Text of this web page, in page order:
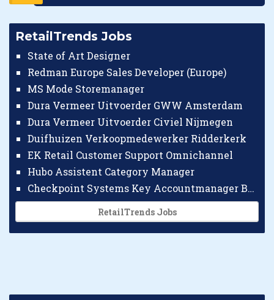
RetailTrends Jobs
State of Art Designer
Redman Europe Sales Developer (Europe)
MS Mode Storemanager
Dura Vermeer Uitvoerder GWW Amsterdam
Dura Vermeer Uitvoerder Civiel Nijmegen
Duifhuizen Verkoopmedewerker Ridderkerk
EK Retail Customer Support Omnichannel
Hubo Assistent Category Manager
Checkpoint Systems Key Accountmanager Benelux
RetailTrends Jobs